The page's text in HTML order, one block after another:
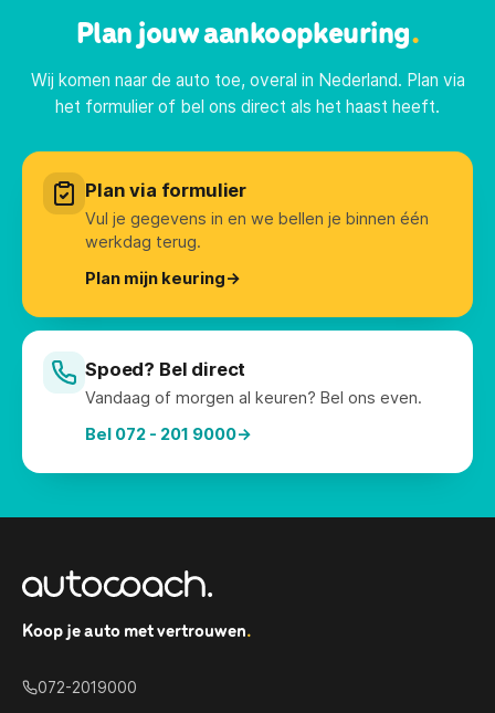
Plan jouw aankoopkeuring.
Wij komen naar de auto toe, overal in Nederland. Plan via
het formulier of bel ons direct als het haast heeft.
Plan via formulier
Vul je gegevens in en we bellen je binnen één
werkdag terug.
Plan mijn keuring→
Spoed? Bel direct
Vandaag of morgen al keuren? Bel ons even.
Bel 072 - 201 9000→
Koop je auto met vertrouwen.
072-2019000